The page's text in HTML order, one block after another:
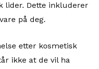
lider. Dette inkluderer
på deg.
etter kosmetisk
ikke at de vil ha